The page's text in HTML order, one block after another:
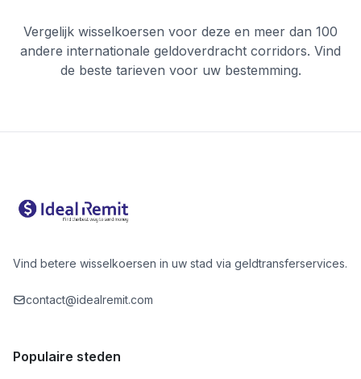
Vergelijk wisselkoersen voor deze en meer dan 100
andere internationale geldoverdracht corridors. Vind
de beste tarieven voor uw bestemming.
Vind betere wisselkoersen in uw stad via geldtransferservices.
contact@idealremit.com
Populaire steden